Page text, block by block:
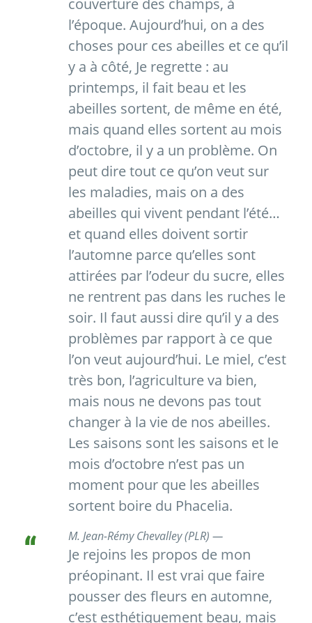
l’époque. Aujourd’hui, on a des
choses pour ces abeilles et ce qu’il
y a à côté, Je regrette : au
printemps, il fait beau et les
abeilles sortent, de même en été,
mais quand elles sortent au mois
d’octobre, il y a un problème. On
peut dire tout ce qu’on veut sur
les maladies, mais on a des
abeilles qui vivent pendant l’été…
et quand elles doivent sortir
l’automne parce qu’elles sont
attirées par l’odeur du sucre, elles
ne rentrent pas dans les ruches le
soir. Il faut aussi dire qu’il y a des
problèmes par rapport à ce que
l’on veut aujourd’hui. Le miel, c’est
très bon, l’agriculture va bien,
mais nous ne devons pas tout
changer à la vie de nos abeilles.
Les saisons sont les saisons et le
mois d’octobre n’est pas un
moment pour que les abeilles
sortent boire du Phacelia.
M. Jean-Rémy Chevalley (PLR) —
Je rejoins les propos de mon
préopinant. Il est vrai que faire
pousser des fleurs en automne,
c’est esthétiquement beau, mais